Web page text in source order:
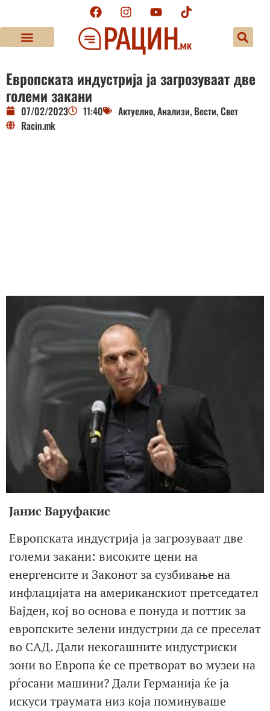
Европската индустрија ја загрозуваат две
големи закани
07/02/2023 11:40 Актуелно,Анализи, Вести,Свет
Racin.mk
Јанис Варуфакис
Европската индустрија ја загрозуваат две
големи закани: високите цени на
енергенсите и Законот за сузбивање на
инфлацијата на американскиот претседател
Бајден, кој во основа е понуда и поттик за
европските зелени индустрии да се преселат
во САД. Дали некогашните индустриски
зони во Европа ќе се претворат во музеи на
рѓосани машини? Дали Германија ќе ја
искуси траумата низ која поминуваше